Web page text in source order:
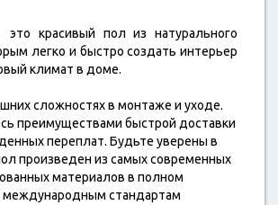
красивый пол из натурального
легко и быстро создать интерьер
климат в доме.
сложностях в монтаже и уходе.
преимуществами быстрой доставки
переплат. Будьте уверены в
произведен из самых современных
материалов в полном
международным стандартам